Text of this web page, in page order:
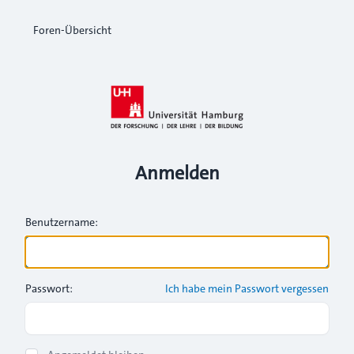
Foren-Übersicht
Anmelden
Benutzername:
Passwort: Ich habe mein Passwort vergessen